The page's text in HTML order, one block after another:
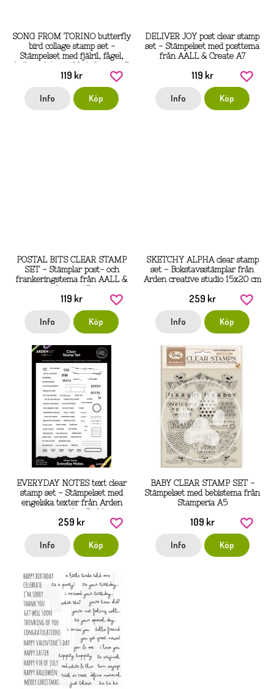
SONG FROM TORINO butterfly
bird collage stamp set -
Stämpelset med fjälril, fågel,
119 kr
Info Köp
DELIVER JOY post clear stamp
set - Stämpelset med posttema
från AALL & Create A7
119 kr
Info Köp
POSTAL BITS CLEAR STAMP
SET - Stämplar post- och
frankeringstema från AALL &
119 kr
Info Köp
SKETCHY ALPHA clear stamp
set - Bokstavsstämplar från
Arden creative studio 15x20 cm
259 kr
Info Köp
EVERYDAY NOTES text clear
stamp set - Stämpelset med
engelska texter från Arden
259 kr
Info Köp
BABY CLEAR STAMP SET -
Stämpelset med bebistema från
Stamperia A5
109 kr
Info Köp